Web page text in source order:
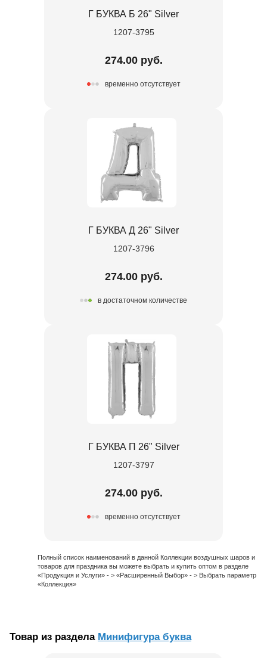
Г БУКВА Б 26" Silver
1207-3795
274.00 руб.
временно отсутствует
Г БУКВА Д 26" Silver
1207-3796
274.00 руб.
в достаточном количестве
Г БУКВА П 26" Silver
1207-3797
274.00 руб.
временно отсутствует
Полный список наименований в данной Коллекции воздушных шаров и
товаров для праздника вы можете выбрать и купить оптом в разделе
«Продукция и Услуги» - > «Расширенный Выбор» - > Выбрать параметр
«Коллекция»
Товар из раздела Минифигура буква